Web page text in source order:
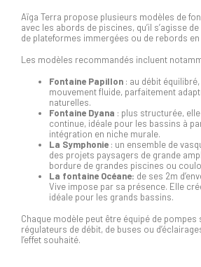
Aïga Terra propose plusieurs modèles de
avec les abords de piscines, qu’il s’agisse
de plateformes immergées ou de rebords
Les modèles recommandés incluent
Fontaine Papillon : au débit
mouvement fluide, parfaitement
naturelles.
Fontaine Dyana : plus structurée, elle
continue, idéale pour les bassins à
intégration en niche murale.
La Symphonie : un ensemble de
des projets paysagers de grande
bordure de grandes piscines ou
La fontaine Océane: de ses 2m
Vive impose par sa présence. Elle
idéale pour les grands bassins.
Chaque modèle peut être équipé de pompes
régulateurs de débit, de buses ou
l’effet souhaité.